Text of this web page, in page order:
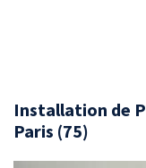
Installation de
Paris (75)